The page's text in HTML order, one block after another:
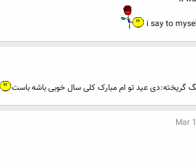
i say to
گریخته:دی عید تو ام مبارک کلی سال خوبی باشه باست
Mar